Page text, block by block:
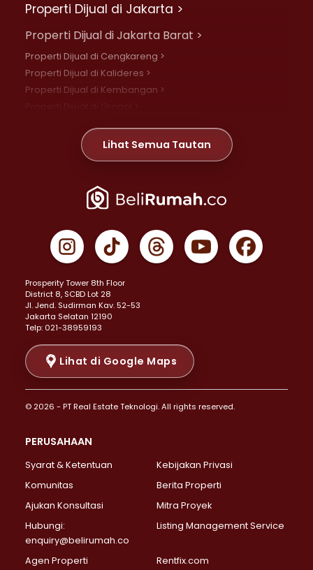
Properti Dijual di Jakarta >
Properti Dijual di Jakarta Barat >
Properti Dijual di Cengkareng >
Properti Dijual di Kalideres >
Properti Dijual di Kembangan >
Properti Dijual di Meruya >
Properti Dijual di Jelambar >
Properti Dijual di Jakarta Pusat >
Properti Dijual di Gambir >
Properti Dijual di Johar Baru >
Properti Dijual di Menteng >
Properti Dijual di Senen >
Properti Dijual di Tanah Abang >
Properti Dijual di Cikini >
Properti Dijual di Kramat >
Properti Dijual di Pasar Baru >
Properti Dijual di Bendungan Hilir >
Properti Dijual di Jakarta Selatan >
Properti Dijual di Lebak Bulus >
Properti Dijual di Gandaria Selatan >
Properti Dijual di Pondok Labu >
Properti Dijual di Lenteng Agung >
Properti Dijual di Senayan >
Properti Dijual di Pondok Pinang >
Lihat Semua Tautan
Prosperity Tower 8th Floor
District 8, SCBD Lot 28
JI. Jend. Sudirman Kav. 52-53
Jakarta Selatan 12190
Telp: 021-38959193
Lihat di Google Maps
© 2026 - PT Real Estate Teknologi. All rights reserved.
PERUSAHAAN
Syarat & Ketentuan
Kebijakan Privasi
Komunitas
Berita Properti
Ajukan Konsultasi
Mitra Proyek
Hubungi:
enquiry@belirumah.co
Listing Management Service
Agen Properti Rentfix.com